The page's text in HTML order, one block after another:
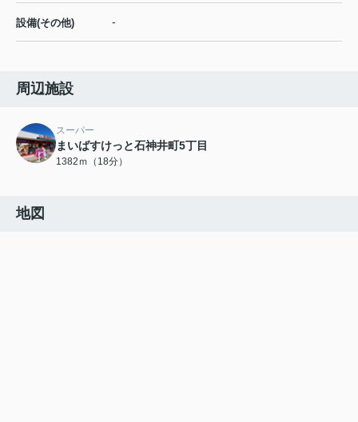
設備(その他) -
周辺施設
スーパー
まいばすけっと石神井町5丁目
1382ｍ（18分）
地図